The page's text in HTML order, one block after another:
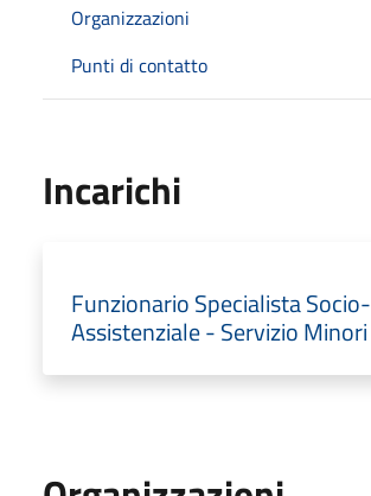
Organizzazioni
Punti di contatto
Incarichi
Funzionario Specialista Socio-
Assistenziale - Servizio Minori